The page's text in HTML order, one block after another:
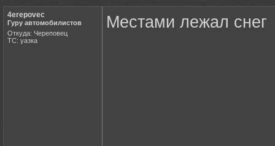
4erepovec
Гуру автомобилистов
Откуда: Череповец
ТС: уазка
Местами лежал снег